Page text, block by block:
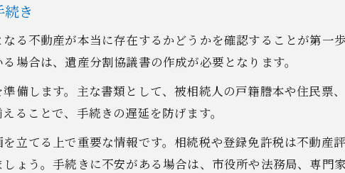
不動産相続と給付金制度の賢い活用例
土地相場を活かした不動産相続の進め方
支援制度を併用した不動産相続のポイント
実際に役立つ登記事項証明書の取得ガイド
不動産相続に不可欠な登記事項証明書の基礎
証明書取得で不動産相続をスムーズに進める
き
る不動産が本当に存在するかどうかを確認することが第一
場合は、遺産分割協議書の作成が必要となります。
備します。主な書類として、被相続人の戸籍謄本や住民票
ることで、手続きの遅延を防げます。
立てる上で重要な情報です。相続税や登録免許税は不動産
ょう。手続きに不安がある場合は、市役所や法務局、専門